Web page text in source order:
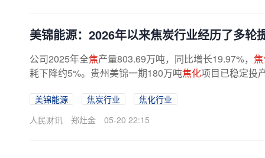
美锦能源：2026年以来焦炭行业经历了多轮
公司2025年全焦产量803.69万吨，同比增长19.97%，
耗下降约5%。贵州美锦一期180万吨焦化项目已稳定投
美锦能源 焦炭行业
焦化行业
人民财讯
郑灶金 05-20 22:15